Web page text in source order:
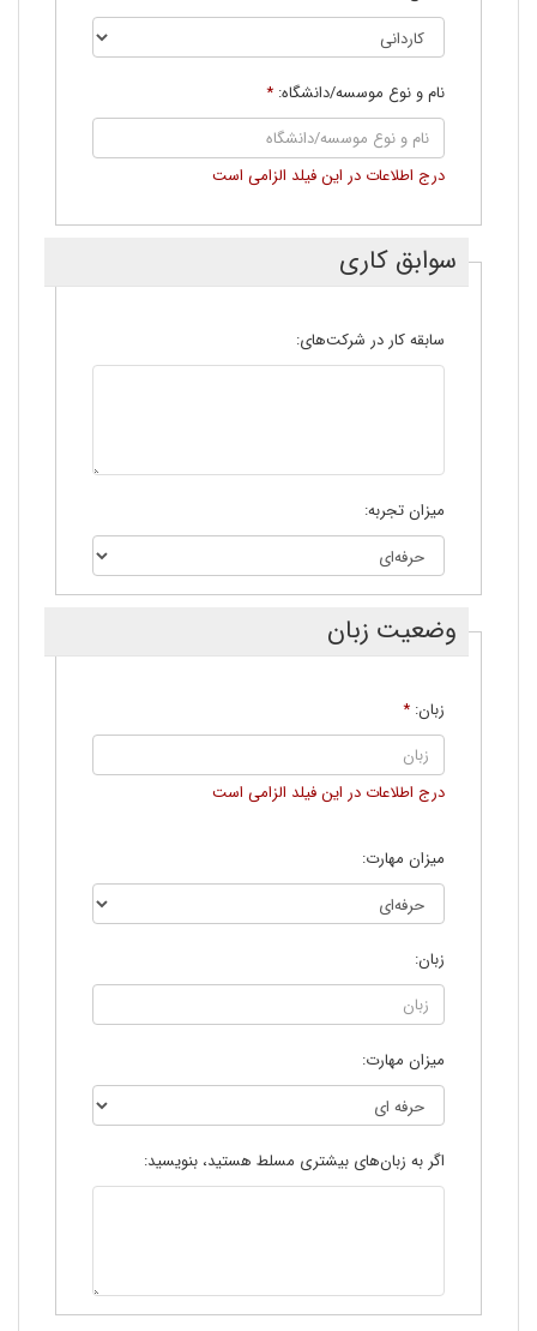
نام و نوع موسسه/دانشگاه: *
درج اطلاعات در اين فيلد الزامی است
سوابق کاری
سابقه کار در شرکت‌های:
میزان تجربه:
وضعیت زبان
زبان: *
درج اطلاعات در اين فيلد الزامی است
میزان مهارت:
زبان:
میزان مهارت:
اگر به زبان‌های بیشتری مسلط هستید، بنویسید: